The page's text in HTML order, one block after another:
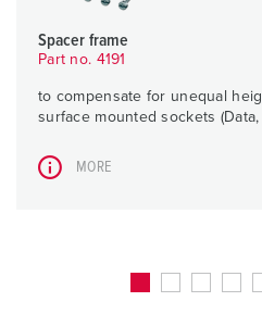
Spacer frame
Part no. 4191
to compensate for unequal
surface mounted sockets (Data,
MORE